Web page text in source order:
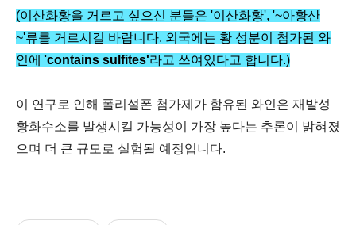
(이산화황을 거르고 싶으신 분들은 '이산화황', '~아황산
~'류를 거르시길 바랍니다. 외국에는 황 성분이 첨가된 와
인에 'contains sulfites'라고 쓰여있다고 합니다.)
이 연구로 인해 폴리설폰 첨가제가 함유된 와인은 재발성
황화수소를 발생시킬 가능성이 가장 높다는 추론이 밝혀졌
으며 더 큰 규모로 실험될 예정입니다.